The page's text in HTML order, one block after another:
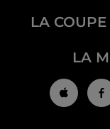
LA
LA